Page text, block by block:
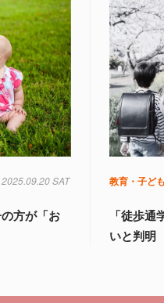
2025.09.20 SAT
方が「お
教育・子ども
「徒歩
いと判明